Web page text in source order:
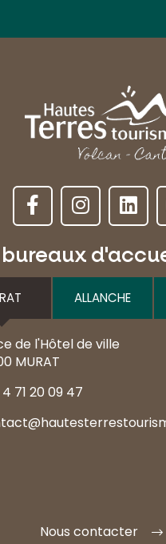
bureaux
ALLANCHE
de l'Hôtel de ville
MURAT
71 20 09 47
Nous contacter